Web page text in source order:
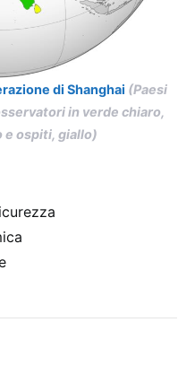
di Shanghai (Paesi
in verde chiaro,
e ospiti, giallo)